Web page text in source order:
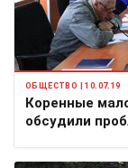
ОБЩЕСТВО | 10.07.19
Коренные
обсудили